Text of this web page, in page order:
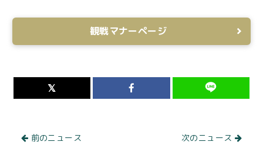
観戦マナーページ
前のニュース 次のニュース